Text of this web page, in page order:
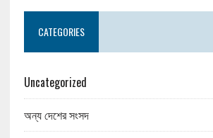
CATEGORIES
Uncategorized
অন্য দেশের সংসদ